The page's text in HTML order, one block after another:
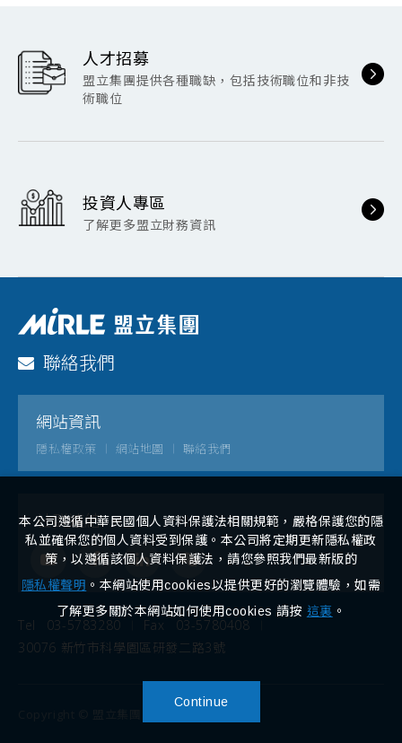
人才招募
盟立集團提供各種職缺，包括技術職位和非技
術職位
投資人專區
了解更多盟立財務資訊
聯絡我們
網站資訊
隱私權政策 網站地圖 聯絡我們
社群連結
Tel 03-5783280 Fax
03-5780408
30076 新竹市科學園區研發二路3號
本公司遵循中華民國個人資料保護法相關規範，嚴格保護您的隱
私並確保您的個人資料受到保護。本公司將定期更新隱私權政
策，以遵循該個人資料保護法，請您參照我們最新版的
隱私權聲明 。本網站使用cookies以提供更好的瀏覽體驗，如需
了解更多關於本網站如何使用cookies 請按 這裏 。
Continue